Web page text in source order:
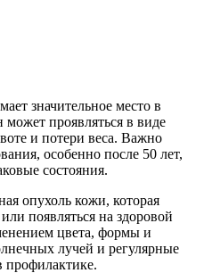
значительное место в
может проявляться в виде
и потери веса. Важно
особенно после 50 лет,
состояния.
опухоль кожи, которая
появляться на здоровой
цвета, формы и
лучей и регулярные
профилактике.